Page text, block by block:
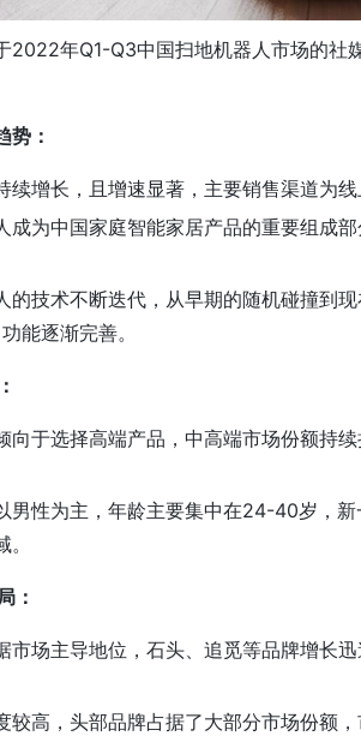
2022年Q1-Q3中国扫地机器人市场的社
势：
续增长，且增速显著，主要销售渠道为
成为中国家庭智能家居产品的重要组成
的技术不断迭代，从早期的随机碰撞到
能逐渐完善。
向于选择高端产品，中高端市场份额持
男性为主，年龄主要集中在24-40岁，
：
市场主导地位，石头、追觅等品牌增长
较高，头部品牌占据了大部分市场份额